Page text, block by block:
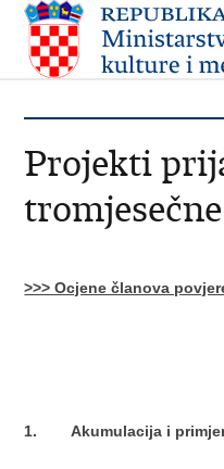
Projekti
>>> Ocjene članova
1. Akumulacija i